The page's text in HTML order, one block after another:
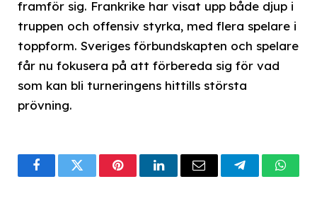
framför sig. Frankrike har visat upp både djup i
truppen och offensiv styrka, med flera spelare i
toppform. Sveriges förbundskapten och spelare
får nu fokusera på att förbereda sig för vad
som kan bli turneringens hittills största
prövning.
FacebookTwitterPinterestLinkedInEmail Telegram